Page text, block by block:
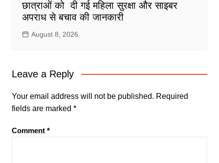
छात्राओं को दी गई महिला सुरक्षा और साइबर
अपराध से बचाव की जानकारी
August 8, 2026
Leave a Reply
Your email address will not be published. Required
fields are marked *
Comment *